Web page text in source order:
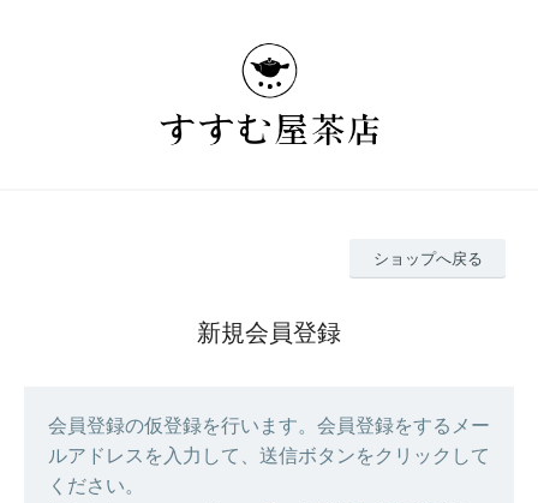
ショップへ戻る
新規会員登録
会員登録の仮登録を行います。会員登録をするメー
ルアドレスを入力して、送信ボタンをクリックして
ください。